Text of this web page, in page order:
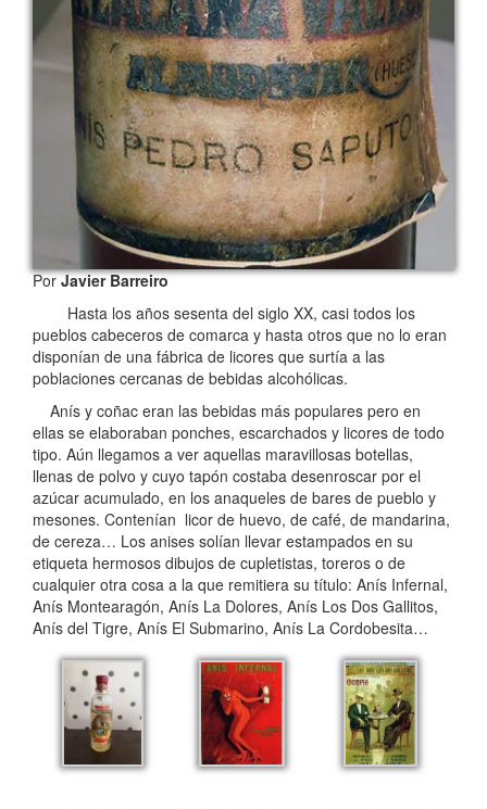
PorJavier Barreiro
Hasta los años sesenta del siglo XX, casi todos los
pueblos cabeceros de comarca y hasta otros que no lo eran
disponían de una fábrica de licores que surtía a las
poblaciones cercanas de bebidas alcohólicas.
Anís y coñac eran las bebidas más populares pero en
ellas se elaboraban ponches, escarchados y licores de todo
tipo. Aún llegamos a ver aquellas maravillosas botellas,
llenas de polvo y cuyo tapón costaba desenroscar por el
azúcar acumulado, en los anaqueles de bares de pueblo y
mesones. Contenían licor de huevo, de café, de mandarina,
de cereza… Los anises solían llevar estampados en su
etiqueta hermosos dibujos de cupletis­tas, toreros o de
cualquier otra cosa a la que remitiera su título: Anís Infernal,
Anís Montearagón, Anís La Dolores, Anís Los Dos Gallitos,
Anís del Tigre, Anís El Submari­no, Anís La Cordobesita…